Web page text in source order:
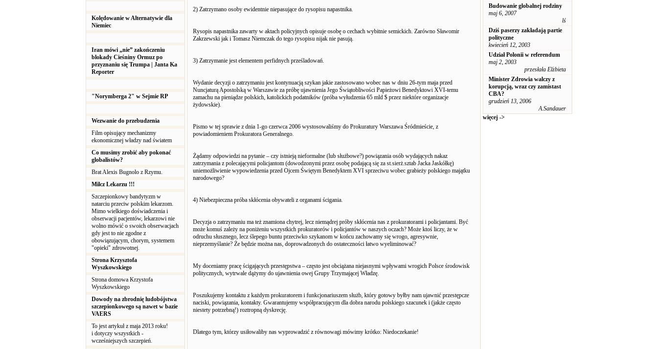
Kolędowanie w Alternatywie dla
Niemiec
Iran mówi „nie” zakończeniu
blokady Cieśniny Ormuz po
przyznaniu się Trumpa | Janta Ka
Reporter
"Norymberga 2" w Sejmie RP
Wezwanie do przebudzenia
Film opisujący mechanizmy
ekonomicznej władzy nad światem
Co musimy zrobić aby pokonać
globalistów?
Brat Alexis Bugnolo z Rzymu.
Milcz Lekarzu !!!
Szczepionkowy bandytyzm w
natarciu przeciw polskim lekarzom.
Mimo wielkiego doświadczenia i
obserwacji pacjentów, lekarzowi nie
wolno mówić o swoich obserwacjach
gdy jest to nie zgodne z
obowiązującym, chorym, systemem
"opieki" zdrowotnej.
Strona Krzysztofa
Wyszkowskiego
Strona domowa Krzystofa
Wyszkowskiego
Dowody na zbrodnię ludobójstwa
szczepionkowego są nawet w bazie
VAERS
To jest artykuł z maja 2013 roku!
i dotyczy wszystkich -
wcześniejszych szczepień.
2) Zatrzymano osoby ewidentnie niepasujące do rysopisu napastnika.
Rysopis napastnika zawarty w aktach policyjnych opisuje osobę o cechach wybitnie semickich. Zarówno Sławomir
Zakrzewski jak i Tomasz Niemczak do tego rysopisu nijak nie pasują.
3) Zatrzymanie jest elementem perfidnych prześladowań.
Wydanie decyzji o zatrzymaniu jest kontynuacją szykan jakie zastosowano wobec nas w dniu 26-tym maja przed
Nuncjaturą Apostolską w Warszawie za próbę ujawnienia Jego Świątobliwości Papieżowi Benedyktowi XVI-temu
zamachu na pieniądze polskich, katolickich podatników (próba wyłudzenia 65 mld $ przez niektóre organizacje
żydowskie).
Pismo w tej sprawie z dnia 1-go czerwca 2006 wystosowaliśmy do Prokuratury Warszawa Śródmieście, z
powiadomieniem Prokuratora Generalnego.
Żądamy odpowiedzi na pytanie – czy istnieją nieformalne (lub służbowe?) powiązania osób wydających nakaz
zatrzymania z polecającymi policjantom (dowodzonymi przez osobę podającą się za st.sierż.sztab Jacka Jaskółkę)
uniemożliwienie wypowiedzenia przed Ojcem Świętym Benedyktem XVI sprzeciwu wobec grabieży polskiego majątku
narodowego?
4) Niebezpieczna próba skłócenia obywateli z organami ścigania.
Decyzja o zatrzymaniu ma też znamiona chytrej, lecz niemądrej próby skłócenia nas z prokuratorami i policjantami. Być
może komuś zależy na poniżeniu wszystkich prokuratorów i policjantów w naszych oczach? Może ktoś liczy, że w
odruchu słusznego, lecz ślepego buntu przeciwko szykanom w końcu zachowamy się wrogo, agresywnie,
nieprzemyślanie? Że będzie można nas, doprowadzonych do ostateczności łatwo wyeliminować?
My doceniamy pracę ścigających przestępstwa – często jest obciążana niejasnymi wpływami wrogich Polsce środowisk
politycznych, wytrwale dążymy do ujawnienia owej Grupy Trzymającej Władzę.
Poszukujemy kontaktu z każdym prokuratorem i funkcjonariuszem służb, który gotowy byłby nam ujawnić przestępcze
naciski, powiązania, kontakty. Gwarantujemy współpracującym dla dobra narodu polskiego szacunek i (jakże często
niestety potrzebną!) roztropną dyskrecję.
Dlatego tym, którzy usiłowaliby nas wyprowadzić z równowagi mówimy krótko: Niedoczekanie!
Budowanie globalnej rodziny
maj 6, 2007
lś
Dziś paserzy zakładają partie
polityczne
kwiecień 12, 2003
Udział Polonii w referendum
maj 2, 2003
przesłała Elżbieta
Minister Zdrowia walczy z
korupcją, wraz czy zamistast
CBA?
grudzień 13, 2006
A.Sandauer
więcej ->